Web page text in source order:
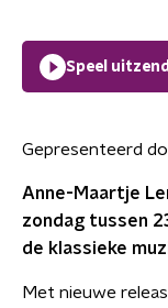
Speel
Gepresenteerd
Anne-Maartje
zondag tussen
de klassieke
Met nieuwe